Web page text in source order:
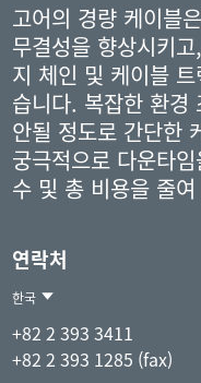
고어의 경량 케이블
무결성을 향상시키
지 체인 및 케이블
습니다. 복잡한 환경
안될 정도로 간단한
궁극적으로 다운타
수 및 총 비용을 줄
연락처
한국
Region
한
국
+82 2 393 3411
+82 2 393 1285 (fax)